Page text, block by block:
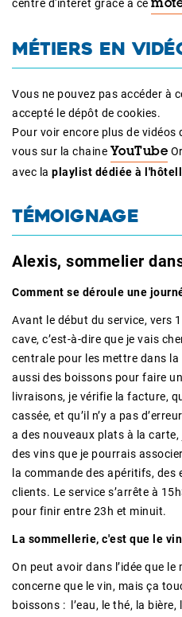
centre d'intérêt grâce à ce
MÉTIERS EN
Vous ne pouvez pas accéder à
accepté le dépôt de cookies.
Pour voir encore plus de vidéos
vous sur la chaine YouTube
avec la playlist dédiée à
TÉMOIGNAGE
Alexis, sommelier
Comment se déroule une
Avant le début du service, vers
cave, c’est-à-dire que je vais
centrale pour les mettre dans la
aussi des boissons pour faire
livraisons, je vérifie la facture,
cassée, et qu’il n’y a pas
a des nouveaux plats à la
des vins que je pourrais
la commande des apéritifs, des
clients. Le service s’arrête à
pour finir entre 23h et minuit.
La sommellerie, c'est que le
On peut avoir dans l’idée que le
concerne que le vin, mais ça
boissons : l’eau, le thé, la